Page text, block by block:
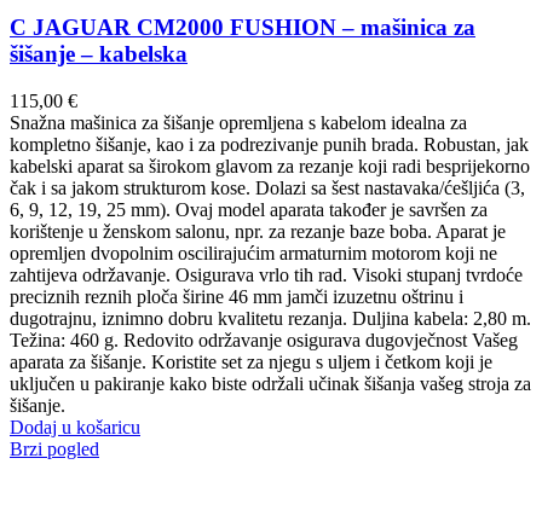
C JAGUAR CM2000 FUSHION – mašinica za
šišanje – kabelska
115,00 €
Snažna mašinica za šišanje opremljena s kabelom idealna za
kompletno šišanje, kao i za podrezivanje punih brada. Robustan, jak
kabelski aparat sa širokom glavom za rezanje koji radi besprijekorno
čak i sa jakom strukturom kose. Dolazi sa šest nastavaka/ćešljića (3,
6, 9, 12, 19, 25 mm). Ovaj model aparata također je savršen za
korištenje u ženskom salonu, npr. za rezanje baze boba. Aparat je
opremljen dvopolnim oscilirajućim armaturnim motorom koji ne
zahtijeva održavanje. Osigurava vrlo tih rad. Visoki stupanj tvrdoće
preciznih reznih ploča širine 46 mm jamči izuzetnu oštrinu i
dugotrajnu, iznimno dobru kvalitetu rezanja. Duljina kabela: 2,80 m.
Težina: 460 g. Redovito održavanje osigurava dugovječnost Vašeg
aparata za šišanje. Koristite set za njegu s uljem i četkom koji je
uključen u pakiranje kako biste održali učinak šišanja vašeg stroja za
šišanje.
Dodaj u košaricu
Brzi pogled